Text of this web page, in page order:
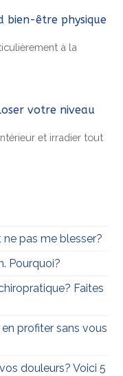
bien-être physique
à la
votre niveau
et irradier tout
pas me blesser?
Pourquoi?
Faites
en profiter sans vous
douleurs? Voici 5